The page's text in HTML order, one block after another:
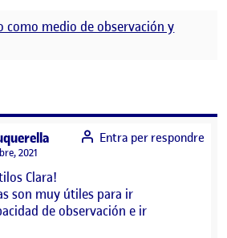
como medio de observación y
COMO MEDIO DE
2021
Clara!
son muy útiles para ir
de observación e ir
Entra per respondre